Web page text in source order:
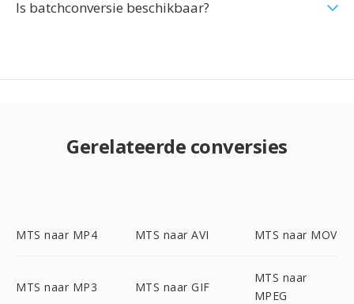
Is batchconversie beschikbaar?
Gerelateerde conversies
MTS naar MP4 MTS naar AVI MTS naar MOV
MTS naar MP3 MTS naar GIF
MTS naar
MPEG